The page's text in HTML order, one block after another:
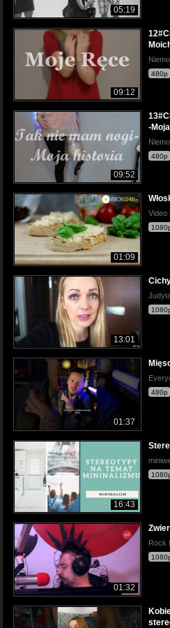
05:19
09:12
480p
09:52
-
480p
01:09
Video
13:01
01:37
480p
16:43
01:32
Rock